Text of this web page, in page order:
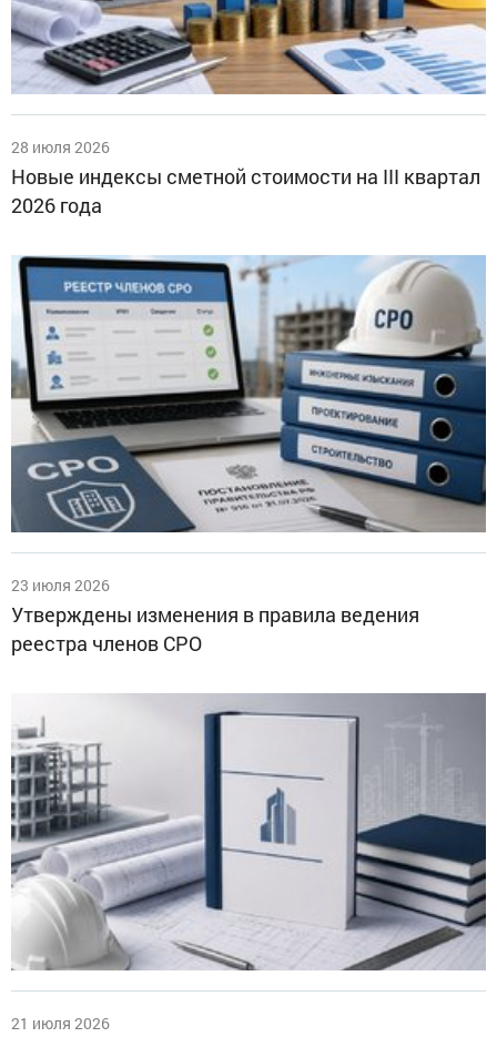
28 июля 2026
Новые индексы сметной стоимости на III квартал
2026 года
23 июля 2026
Утверждены изменения в правила ведения
реестра членов СРО
21 июля 2026